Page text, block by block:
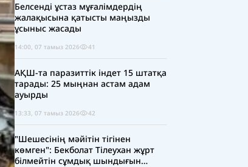
Белсенді ұстаз мұғалімдердің
жалақысына қатысты маңызды
ұсыныс жасады
14:00, 07 тамыз 2026 41
АҚШ-та паразиттік індет 15 штатқа
тарады: 25 мыңнан астам адам
ауырды
13:33, 07 тамыз 2026 42
"Шешесінің мәйітін тігінен
көмген": Бекболат Тілеухан жұрт
білмейтін сұмдық шындығын